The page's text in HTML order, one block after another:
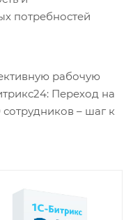
потребностей
рабочую
Переход на
– шаг к